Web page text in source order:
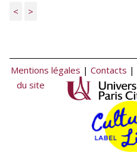
< >
Mentions légales | Contacts |
du site